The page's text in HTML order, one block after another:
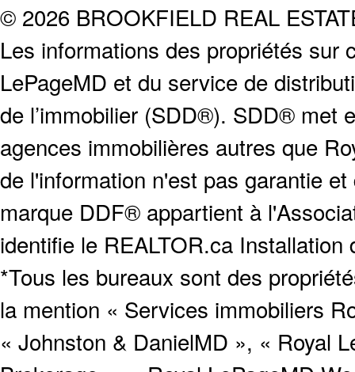
© 2026 BROOKFIELD REAL
Les informations des propriétés sur
LePageMD et du service de
de l’immobilier (SDD®). SDD® met
agences immobilières autres que
de l'information n'est pas garantie
marque DDF® appartient à
identifie le REALTOR.ca
*Tous les bureaux sont des
la mention « Services immobiliers
« Johnston & DanielMD », « Royal